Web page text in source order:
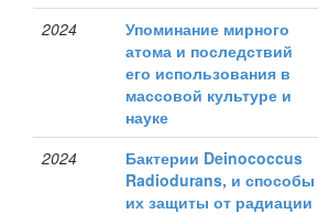
2024
Упоминание мирного
атома и последствий
его использования в
массовой культуре и
науке
2024
Бактерии Deinococcus
Radiodurans, и способы
их защиты от радиации